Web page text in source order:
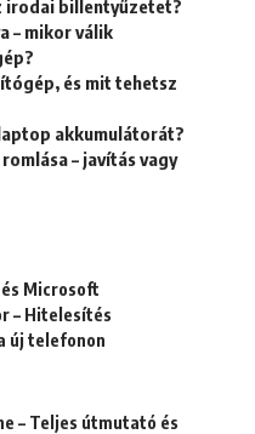
irodai billentyűzetet?
– mikor válik
és mit tehetsz
akkumulátorát?
– javítás vagy
Microsoft
– Hitelesítés
új telefonon
– Teljes útmutató és